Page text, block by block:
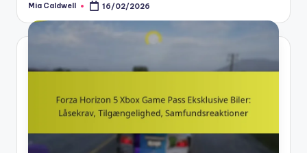
Posted
Mia Caldwell 16/02/2026